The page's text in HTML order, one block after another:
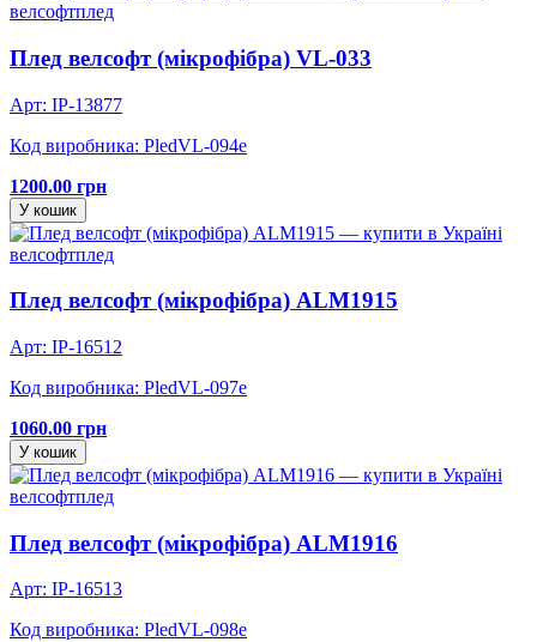
велсофтплед
Плед велсофт (мікрофібра) VL-033
Арт: IP-13877
Код виробника: PledVL-094e
1200.00 грн
У кошик
велсофтплед
Плед велсофт (мікрофібра) ALM1915
Арт: IP-16512
Код виробника: PledVL-097e
1060.00 грн
У кошик
велсофтплед
Плед велсофт (мікрофібра) ALM1916
Арт: IP-16513
Код виробника: PledVL-098e